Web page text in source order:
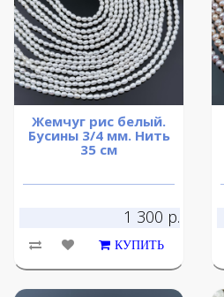
Жемчуг рис белый.
Бусины 3/4 мм. Нить
35 см
1 300 р.
КУПИТЬ